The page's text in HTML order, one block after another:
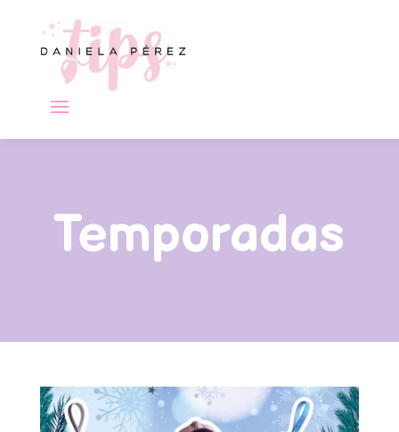
Temporadas